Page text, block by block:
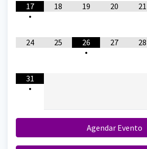
17
•
18 19 20 21
24 25
26
•
27 28
31
•
Agendar Evento